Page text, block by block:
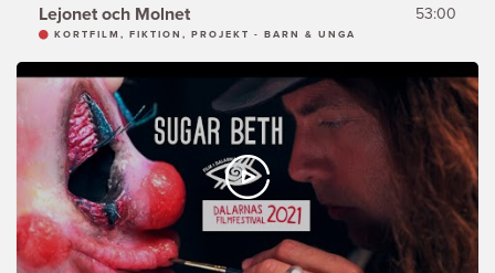
Lejonet och Molnet 53:00
KORTFILM, FIKTION, PROJEKT - BARN & UNGA